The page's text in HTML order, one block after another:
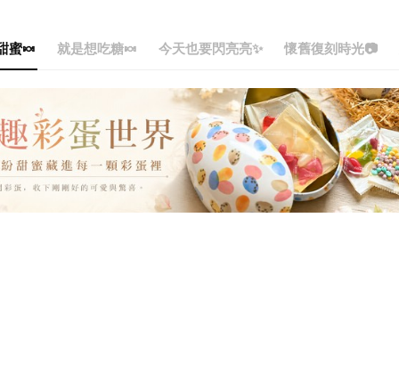
蜜🍬 就是想吃糖🍬 今天也要閃亮亮✨ 懷舊復刻時光📷
甜蜜🍬 就是想吃糖🍬 今天也要閃亮亮✨
光📷 經典彼得兔🐰